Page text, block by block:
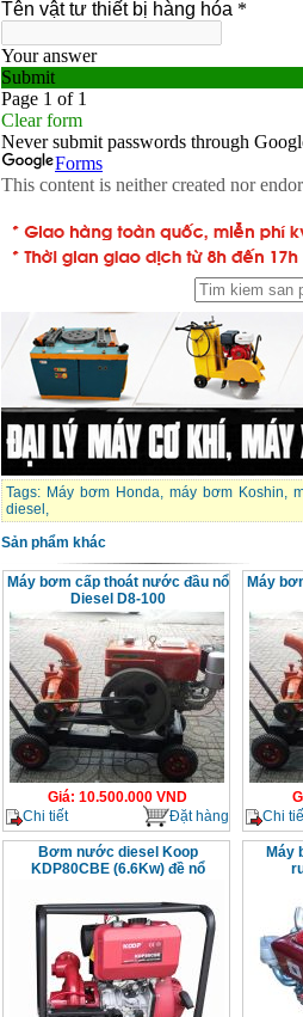
Tags: Máy bơm Honda,máy bơm Koshin,
diesel ,
Sản phẩm khác
Máy bơm cấp thoát nước đầu nổ
Diesel D8-100
Giá: 10.500.000 VND
Chi tiết
Đặt hàng
Máy
Chi
Bơm nước diesel Koop
KDP80CBE (6.6Kw) đề nổ
Máy